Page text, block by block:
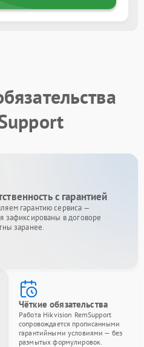
с гарантией
гарантию сервиса —
зафиксированы в договоре
заранее.
Чёткие обязательства
Работа Hikvision RemSupport
сопровождается прописанными
гарантийными условиями — без
размытых формулировок.